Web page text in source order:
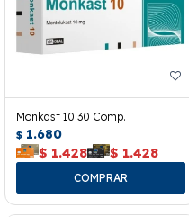
Monkast 10 30 Comp.
$ 1.680
$ 1.428 $ 1.428